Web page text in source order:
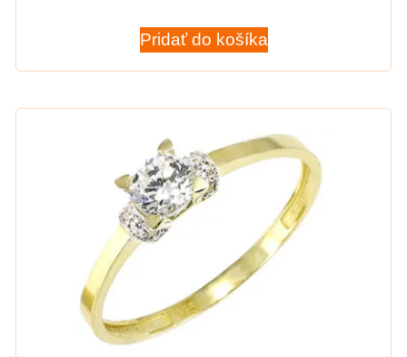
Pridať do košíka